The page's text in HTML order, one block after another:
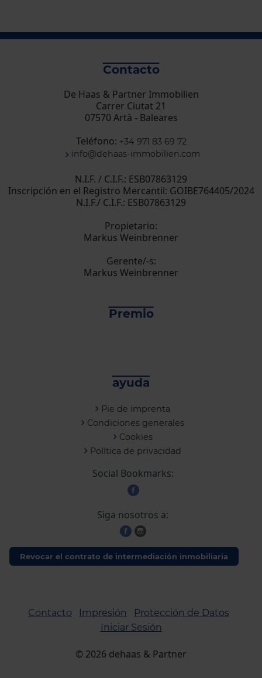
Contacto
De Haas & Partner Immobilien
Carrer Ciutat 21
07570 Artà - Baleares
Teléfono: +34 971 83 69 72
info@dehaas-immobilien.com
N.I.F. / C.I.F.: ESB07863129
Inscripción en el Registro Mercantil: GOIBE764405/2024
N.I.F./ C.I.F.: ESB07863129
Propietario:
Markus Weinbrenner
Gerente/-s:
Markus Weinbrenner
Premio
ayuda
Pie de imprenta
Condiciones generales
Cookies
Política de privacidad
Social Bookmarks:
Siga nosotros a:
Revocar el contrato de intermediación inmobiliaria
Contacto Impresión
Protección de Datos
Iniciar Sesión
© 2026 dehaas & Partner